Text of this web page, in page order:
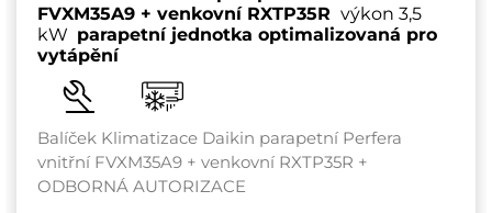
FVXM35A9 + venkovní RXTP35R výkon 3,5
kW parapetní jednotka optimalizovaná pro
vytápění
Balíček Klimatizace Daikin parapetní Perfera
vnitřní FVXM35A9 + venkovní RXTP35R +
ODBORNÁ AUTORIZACE